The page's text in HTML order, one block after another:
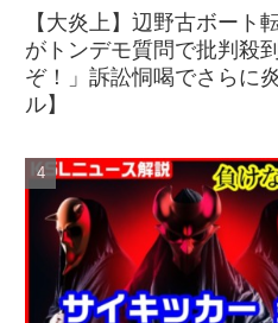
【大炎上】辺野古ボート
がトンデモ質問で批判殺
ぞ！」訴訟恫喝でさらに
ル】